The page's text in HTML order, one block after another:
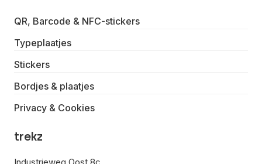
QR, Barcode & NFC-stickers
Typeplaatjes
Stickers
Bordjes & plaatjes
Privacy & Cookies
trekz